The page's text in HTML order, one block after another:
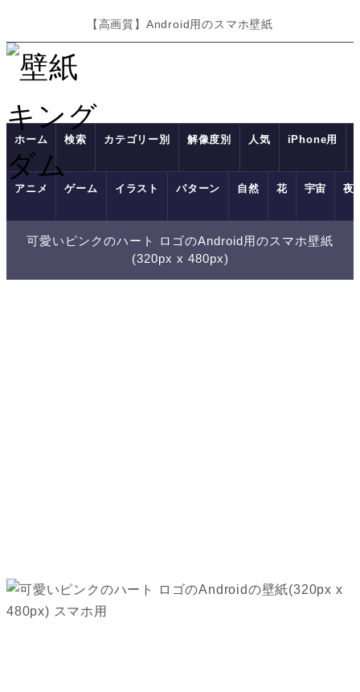
【高画質】Android用のスマホ壁紙
ホーム 検索 カテゴリー別 解像度別 人気 iPhone用
アニメ ゲーム イラスト パターン 自然 花 宇宙 夜
可愛いピンクのハート ロゴのAndroid用のスマホ壁紙
(320px x 480px)